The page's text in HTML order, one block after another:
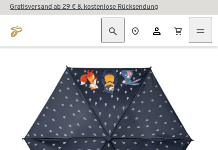
Gratisversand ab 29 € & kostenlose Rücksendung